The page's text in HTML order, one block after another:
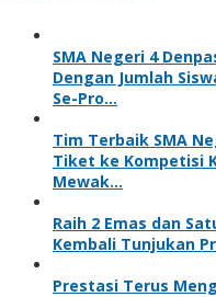
SMA Negeri 4
Dengan Jumlah
Se-Pro…
Tim Terbaik SMA
Tiket ke Kompetisi
Mewak…
Raih 2 Emas dan
Kembali Tunjukan
Prestasi Terus